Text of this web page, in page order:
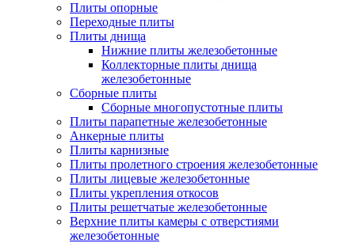
Плиты опорные
Переходные плиты
Плиты днища
Нижние плиты железобетонные
Коллекторные плиты днища
железобетонные
Сборные плиты
Сборные многопустотные плиты
Плиты парапетные железобетонные
Анкерные плиты
Плиты карнизные
Плиты пролетного строения железобетонные
Плиты лицевые железобетонные
Плиты укрепления откосов
Плиты решетчатые железобетонные
Верхние плиты камеры с отверстиями
железобетонные